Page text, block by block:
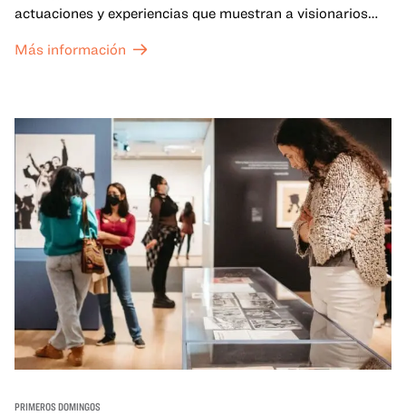
actuaciones y experiencias que muestran a visionarios
Más información
PRIMEROS DOMINGOS